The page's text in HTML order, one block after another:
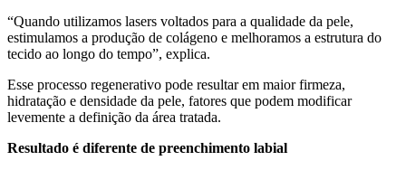
“Quando utilizamos lasers voltados para a qualidade da pele,
estimulamos a produção de colágeno e melhoramos a estrutura do
tecido ao longo do tempo”, explica.
Esse processo regenerativo pode resultar em maior firmeza,
hidratação e densidade da pele, fatores que podem modificar
levemente a definição da área tratada.
Resultado é diferente de preenchimento labial